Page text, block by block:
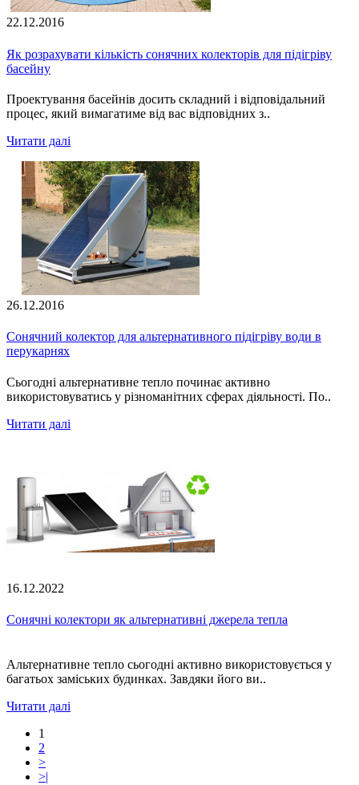
22.12.2016
Як розрахувати кількість сонячних колекторів для підігріву
басейну
Проектування басейнів досить складний і відповідальний
процес, який вимагатиме від вас відповідних з..
Читати далі
26.12.2016
Сонячний колектор для альтернативного підігріву води в
перукарнях
Сьогодні альтернативне тепло починає активно
використовуватись у різноманітних сферах діяльності. По..
Читати далі
16.12.2022
Сонячні колектори як альтернативні джерела тепла
Альтернативне тепло сьогодні активно використовується у
багатьох заміських будинках. Завдяки його ви..
Читати далі
1
2
>
>|